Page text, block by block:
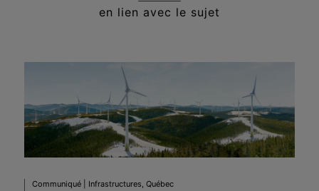
en lien avec le sujet
Communiqué | Infrastructures, Québec